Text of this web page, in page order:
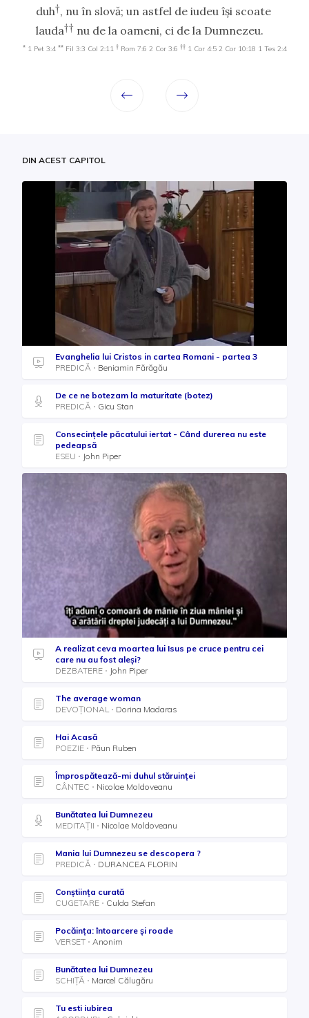
duh†, nu în slovă; un astfel de iudeu îşi scoate
lauda†† nu de la oameni, ci de la Dumnezeu.
* 1 Pet 3:4 ** Fil 3:3 Col 2:11 † Rom 7:6 2 Cor 3:6 †† 1 Cor 4:5 2 Cor 10:18 1 Tes 2:4
DIN ACEST CAPITOL
Evanghelia lui Cristos in cartea Romani - partea 3
PREDICĂ
Beniamin Fărăgău
De ce ne botezam la maturitate (botez)
PREDICĂ
Gicu Stan
Consecințele păcatului iertat - Când durerea nu este
pedeapsă
ESEU
John Piper
A realizat ceva moartea lui Isus pe cruce pentru cei
care nu au fost aleși?
DEZBATERE
John Piper
The average woman
DEVOȚIONAL
Dorina Madaras
Hai Acasă
POEZIE
Păun Ruben
Împrospătează-mi duhul stăruinței
CÂNTEC
Nicolae Moldoveanu
Bunătatea lui Dumnezeu
MEDITAȚII
Nicolae Moldoveanu
Mania lui Dumnezeu se descopera ?
PREDICĂ
DURANCEA FLORIN
Conștiința curată
CUGETARE
Culda Stefan
Pocăința: întoarcere și roade
VERSET
Anonim
Bunătatea lui Dumnezeu
SCHIȚĂ
Marcel Călugăru
Tu esti iubirea